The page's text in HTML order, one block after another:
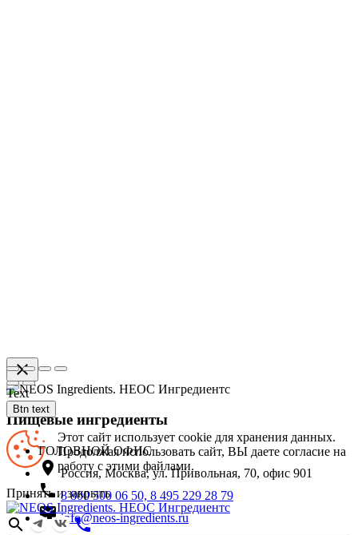
close
Пищевые ингредиенты
ГОЛОВНОЙ ОФИС
location_on Россия, Москва, ул. Привольная, 70, офис 901
phone 8 800 500 06 50, 8 495 229 28 79
email info@neos-ingredients.ru
Text
Btn text
Этот сайт использует cookie для хранения данных.
Продолжая использовать сайт, ВЫ даете согласие на
работу с этими файлами.
Принять и закрыть
search phone